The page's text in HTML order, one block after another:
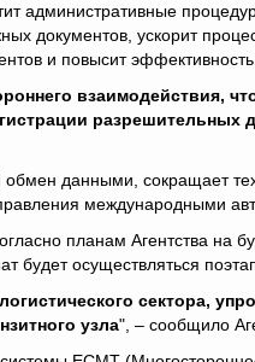
административные
документов, ускорит
и повысит
взаимодействия,
разрешительных
данными, сокращает
международными
планам Агентства на
осуществляться
сектора,
узла", – сообщило